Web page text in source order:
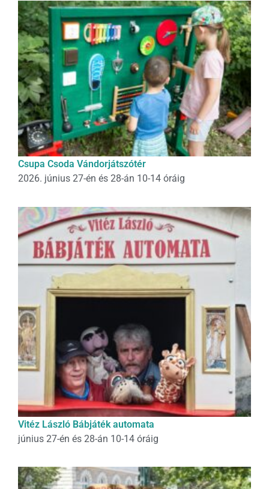
Csupa Csoda Vándorjátszótér
2026. június 27-én és 28-án 10-14 óráig
Vitéz László Bábjáték automata
június 27-én és 28-án 10-14 óráig